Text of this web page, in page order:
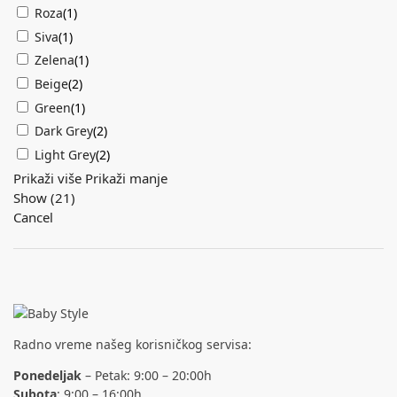
Roza(1)
Siva(1)
Zelena(1)
Beige(2)
Green(1)
Dark Grey(2)
Light Grey(2)
Prikaži više Prikaži manje
Show (21)
Cancel
Radno vreme našeg korisničkog servisa:
Ponedeljak – Petak: 9:00 – 20:00h